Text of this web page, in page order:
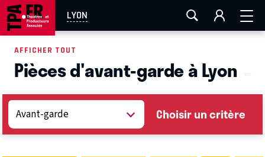
LYON
AIX-MARSEILLE LA ROCHELLE
EN TOURNÉE
AFFICHER TOUT
Pièces d'avant-garde à Lyon
Choisir un critère